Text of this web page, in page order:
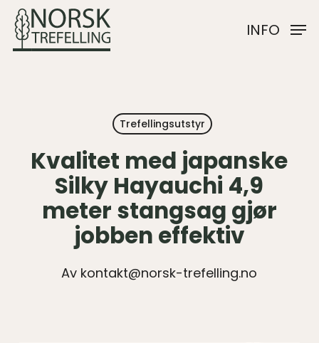
Skip
main
INFO
Trefellingsutstyr
Kvalitet med japanske
Silky Hayauchi 4,9
meter stangsag gjør
jobben effektiv
Av kontakt@norsk-trefelling.no